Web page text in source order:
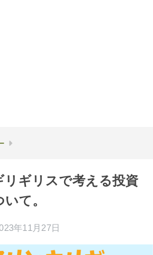
リギリスで考える投資
て。
年11月27日